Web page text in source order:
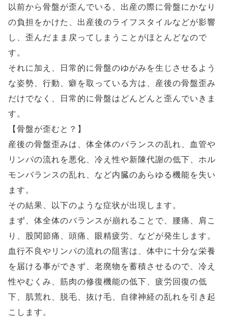
以前から骨盤が歪んでいる、出産の際に骨盤にかなり
の負担をかけた、出産後のライフスタイルなどが影響
し、歪んだまま戻ってしまうことがほとんどなので
す。
それに加え、日常的に骨盤のゆがみを生じさせるよう
な姿勢、行動、癖を取っている方は、産後の骨盤歪み
だけでなく、日常的に骨盤はどんどんと歪んでいきま
す。
【骨盤が歪むと？】
産後の骨盤歪みは、体全体のバランスの乱れ、血管や
リンパの流れを悪化、冷え性や新陳代謝の低下、ホル
モンバランスの乱れ、など内臓のあらゆる機能を失い
ます。
その結果、以下のような症状が出現します。
まず、体全体のバランスが崩れることで、腰痛、肩こ
り、股関節痛、頭痛、眼精疲労、などが発生します。
血行不良やリンパの流れの阻害は、体中に十分な栄養
を届ける事ができず、老廃物を蓄積させるので、冷え
性やむくみ、筋肉の修復機能の低下、疲労回復の低
下、肌荒れ、脱毛、抜け毛、自律神経の乱れを引き起
こします。